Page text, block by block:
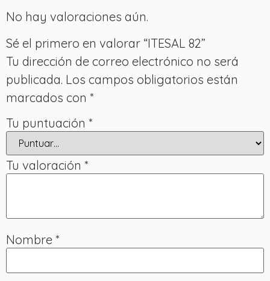
No hay valoraciones aún.
Sé el primero en valorar “ITESAL 82”
Tu dirección de correo electrónico no será
publicada. Los campos obligatorios están
marcados con *
Tu puntuación *
Tu valoración *
Nombre *